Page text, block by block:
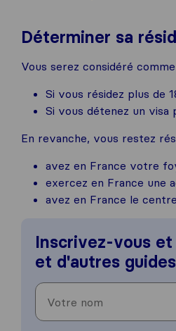
Déterminer sa
Vous serez considéré
Si vous résidez plus de
Si vous détenez un
En revanche, vous restez
avez en France votre
exercez en France une
avez en France le
Inscrivez-vous et
et d'autres guides